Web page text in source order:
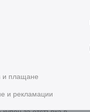
и плащане
и рекламации